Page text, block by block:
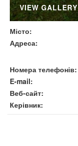
VIEW GALLERY
Місто
Адреса
Номера телефонів
E-mail
Веб-сайт
Керівник